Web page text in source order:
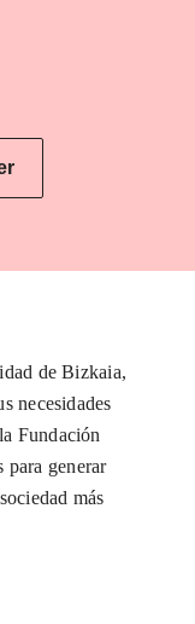
de Bizkaia,
necesidades
Fundación
generar
más